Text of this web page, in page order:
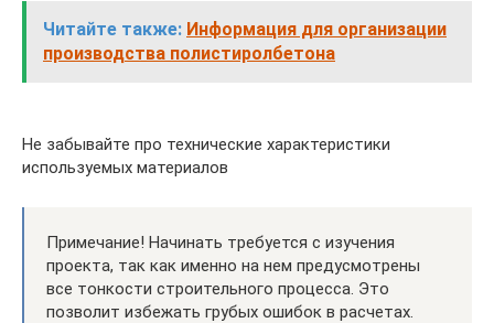
Читайте также: Информация для организации
производства полистиролбетона
Не забывайте про технические характеристики
используемых материалов
Примечание! Начинать требуется с изучения
проекта, так как именно на нем предусмотрены
все тонкости строительного процесса. Это
позволит избежать грубых ошибок в расчетах.